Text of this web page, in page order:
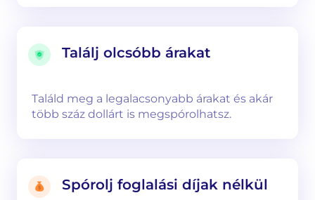
Találj olcsóbb árakat
Találd meg a legalacsonyabb árakat és akár
több száz dollárt is megspórolhatsz.
Spórolj foglalási díjak nélkül